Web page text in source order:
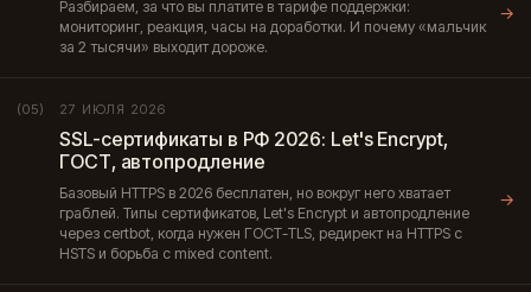
Разбираем, за что вы платите в тарифе поддержки:
мониторинг, реакция, часы на доработки. И почему «мальчик
за 2 тысячи» выходит дороже.
→
(05) 27 ИЮЛЯ 2026
SSL-сертификаты в РФ 2026: Let's Encrypt,
ГОСТ, автопродление
Базовый HTTPS в 2026 бесплатен, но вокруг него хватает
граблей. Типы сертификатов, Let's Encrypt и автопродление
через certbot, когда нужен ГОСТ-TLS, редирект на HTTPS с
HSTS и борьба с mixed content.
→